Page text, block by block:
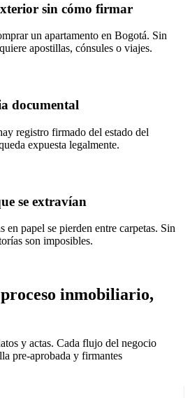
sin cómo firmar
un apartamento en Bogotá. Sin
apostillas, cónsules o viajes.
documental
registro firmado del estado del
expuesta legalmente.
se extravían
en papel se pierden entre carpetas. Sin
son imposibles.
inmobiliario,
y actas. Cada flujo del negocio
pre-aprobada y firmantes